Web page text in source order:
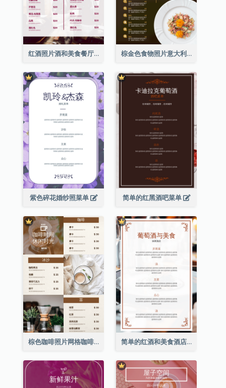
红酒照片酒和美食餐厅菜单 棕金色食物照片意大利食物菜单
紫色碎花婚纱照菜单 简单的红黑酒吧菜单
棕色咖啡照片网格咖啡店菜单 简单的红酒和美食酒店餐厅菜单